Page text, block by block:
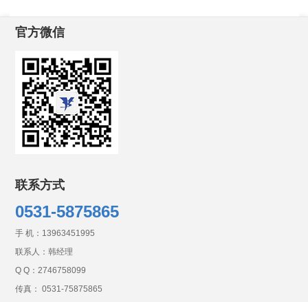
官方微信
联系方式
0531-5875865
手 机： 13963451995
联系人：韩经理
Q Q： 2746758099
传真： 0531-75875865